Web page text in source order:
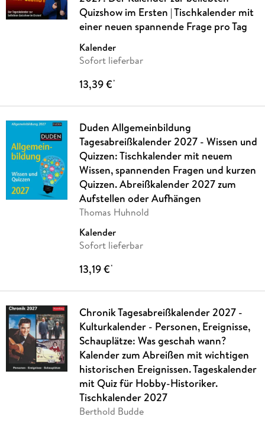
Quizshow im Ersten | Tischkalender mit
einer neuen spannende Frage pro Tag
Kalender
Sofort lieferbar
13,39 €*
Duden Allgemeinbildung
Tagesabreißkalender 2027 - Wissen und
Quizzen: Tischkalender mit neuem
Wissen, spannenden Fragen und kurzen
Quizzen. Abreißkalender 2027 zum
Aufstellen oder Aufhängen
Thomas Huhnold
Kalender
Sofort lieferbar
13,19 €*
Chronik Tagesabreißkalender 2027 -
Kulturkalender - Personen, Ereignisse,
Schauplätze: Was geschah wann?
Kalender zum Abreißen mit wichtigen
historischen Ereignissen. Tageskalender
mit Quiz für Hobby-Historiker.
Tischkalender 2027
Berthold Budde